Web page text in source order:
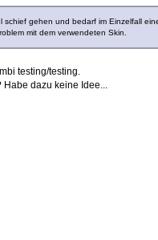
gehen und bedarf im Einzelfall
mit dem verwendeten Skin.
testing/testing.
dazu keine Idee...